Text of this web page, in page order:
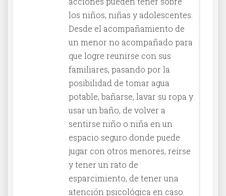
los niños, niñas y adolescentes.
Desde el acompañamiento de
un menor no acompañado para
que logre reunirse con sus
familiares, pasando por la
posibilidad de tomar agua
potable, bañarse, lavar su ropa y
usar un baño, de volver a
sentirse niño o niña en un
espacio seguro donde puede
jugar con otros menores, reírse
y tener un rato de
esparcimiento, de tener una
atención psicológica en caso